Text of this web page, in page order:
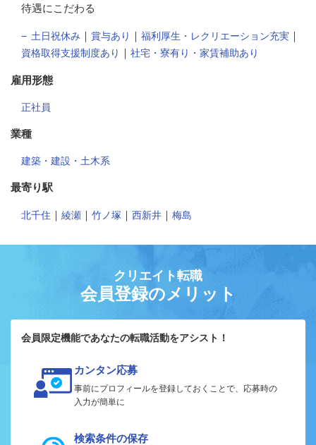
待遇にこだわる
土日祝休み ｜ 賞与あり ｜ 福利厚生・レクリエーション充実 ｜
資格取得支援制度あり ｜ 社宅・寮有り・家賃補助あり
雇用形態
正社員
業種
建築・建設・土木系
最寄り駅
北千住 ｜ 綾瀬 ｜ 竹ノ塚 ｜ 西新井 ｜ 梅島
クリエイト転職
会員登録のメリット
会員限定機能であなたの転職活動をアシスト！
カンタン応募
事前にプロフィールを登録しておくことで、応募時の
入力が簡単に
検索条件の保存